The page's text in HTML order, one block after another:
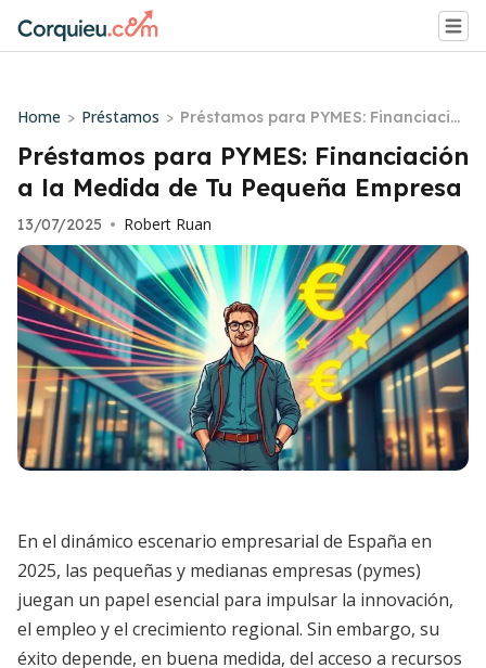
Home > Préstamos > Préstamos para PYMES: Financiació
n a la Medida de Tu Pequeña Empre
sa
Préstamos para PYMES: Financiación
a la Medida de Tu Pequeña Empresa
13/07/2025 • Robert Ruan
En el dinámico escenario empresarial de España en
2025, las pequeñas y medianas empresas (pymes)
juegan un papel esencial para impulsar la innovación,
el empleo y el crecimiento regional. Sin embargo, su
éxito depende, en buena medida, del acceso a recursos